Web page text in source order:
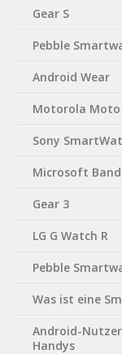
Gear S
Pebble
Android Wear
Motorola Moto
Sony
Microsoft Band
Gear 3
LG G Watch R
Pebble
Was ist eine
Android-
Handys